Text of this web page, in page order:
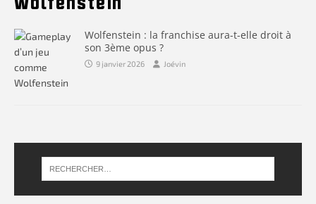
Wolfenstein : la franchise aura-t-elle droit à
son 3ème opus ?
9 janvier 2026 Joévin